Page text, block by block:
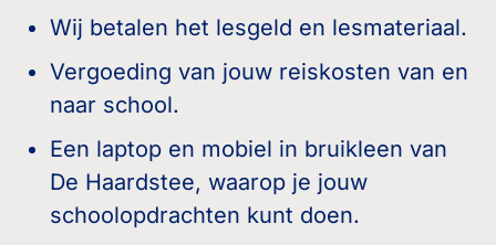
Wij betalen het lesgeld en lesmateriaal.
Vergoeding van jouw reiskosten van en
naar school.
Een laptop en mobiel in bruikleen van
De Haardstee, waarop je jouw
schoolopdrachten kunt doen.